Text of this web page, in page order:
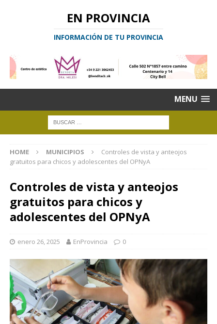
EN PROVINCIA
INFORMACIÓN DE TU PROVINCIA
MENU
HOME MUNICIPIOS
Controles de vista y anteojos
gratuitos para chicos y adolescentes del OPNyA
Controles de vista y anteojos
gratuitos para chicos y
adolescentes del OPNyA
enero 26, 2025 EnProvincia 0